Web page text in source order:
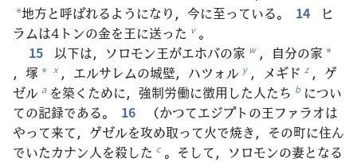
*地方と呼ばれるようになり，今に至っている。 14
ヒ
ラムは4トンの金を王に送った v 。
15
以下は，ソロモン王がエホバの家 w ，自分の家 *
，塚 * x ，エルサレムの城壁，ハツォル y ，メギド z ，ゲ
ゼル a を築くために，強制労働に徴用した人たち b につい
ての記録である。
16
（かつてエジプトの王ファラオは
やって来て，ゲゼルを攻め取って火で焼き，その町に住ん
でいたカナン人を殺した c 。そして，ソロモンの妻となる